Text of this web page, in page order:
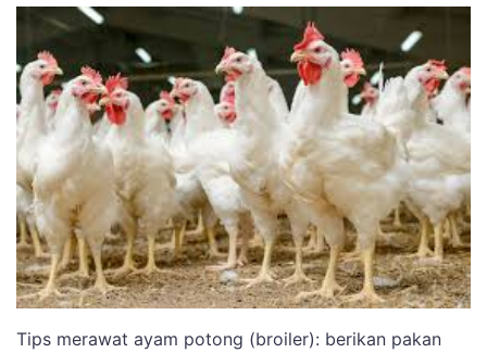
Tips merawat ayam potong (broiler): berikan pakan